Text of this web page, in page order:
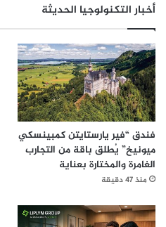
ر
ف
ي
ر
و
س
ك
و
ر
و
ن
ا
أخبار التكنولوجيا الحديثة
فندق “فير يارستايتن كمبينسكي
ميونيخ” يُطلق باقة من التجارب
الغامرة والمختارة بعناية
منذ 47 دقيقة